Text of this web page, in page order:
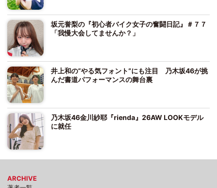
坂元誉梨の『初心者バイク女子の奮闘日記』＃７７
「我慢大会してませんか？」
井上和の“やる気フォント”にも注目 乃木坂46が挑
んだ書道パフォーマンスの舞台裏
乃木坂46金川紗耶『rienda』26AW LOOKモデル
に就任
ARCHIVE